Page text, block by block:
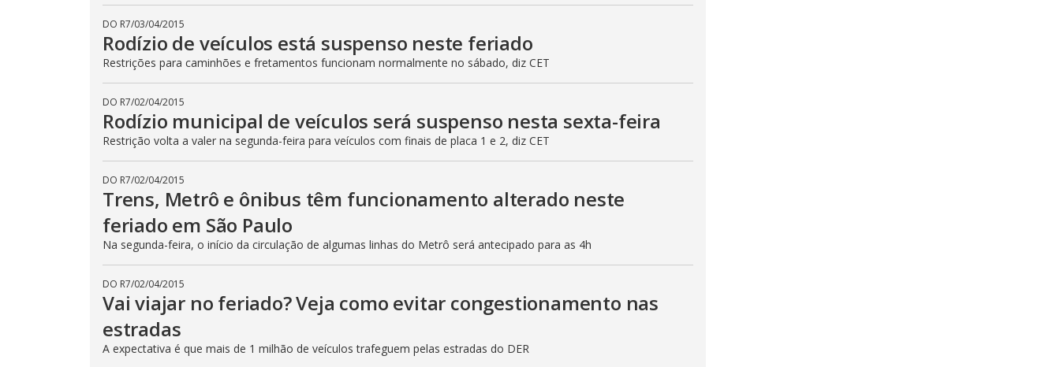
DO R7/03/04/2015
Rodízio de veículos está suspenso neste feriado
Restrições para caminhões e fretamentos funcionam normalmente no sábado, diz CET
DO R7/02/04/2015
Rodízio municipal de veículos será suspenso nesta sexta-feira
Restrição volta a valer na segunda-feira para veículos com finais de placa 1 e 2, diz CET
DO R7/02/04/2015
Trens, Metrô e ônibus têm funcionamento alterado neste
feriado em São Paulo
Na segunda-feira, o início da circulação de algumas linhas do Metrô será antecipado para as 4h
DO R7/02/04/2015
Vai viajar no feriado? Veja como evitar congestionamento nas
estradas
A expectativa é que mais de 1 milhão de veículos trafeguem pelas estradas do DER